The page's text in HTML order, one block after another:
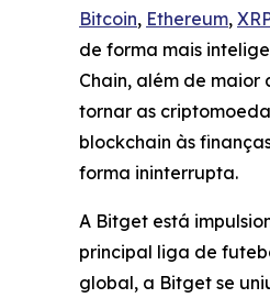
Bitcoin, Ethereum,
de forma mais
Chain, além de
tornar as
blockchain às
forma ininterrupta.
A Bitget está
principal liga de
global, a Bitget se